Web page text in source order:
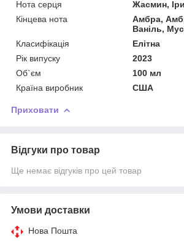
Нота серця
Жасмин,
Кінцева нота
Амбра,
Ваніль,
Класифікація
Елітна
Рік випуску
2023
Об`єм
100 мл
Країна виробник
США
Приховати
Відгуки про товар
Ще немає відгуків про цей товар
Умови доставки
Нова Пошта